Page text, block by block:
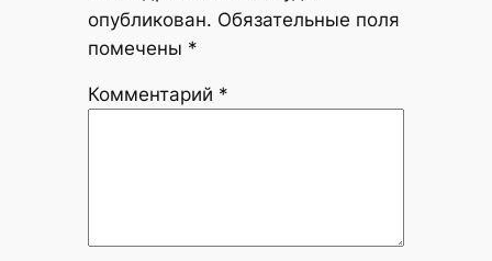
опубликован. Обязательные поля
помечены *
Комментарий *